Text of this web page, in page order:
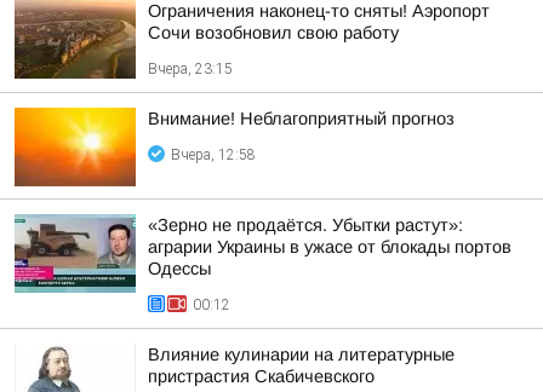
Ограничения наконец-то сняты! Аэропорт
Сочи возобновил свою работу
Вчера, 23:15
Внимание! Неблагоприятный прогноз
Вчера, 12:58
«Зерно не продаётся. Убытки растут»:
аграрии Украины в ужасе от блокады портов
Одессы
00:12
Влияние кулинарии на литературные
пристрастия Скабичевского